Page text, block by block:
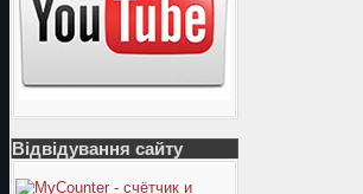
Відвідування сайту